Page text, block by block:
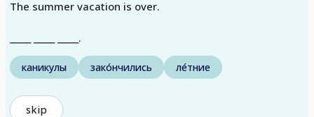
The summer vacation is over.
_____ _____ _____.
каникулы зако́нчились ле́тние
skip